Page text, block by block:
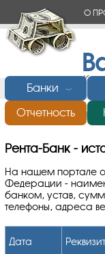
О
Банки ﹀
Отчетность
Главная/Банки
Рента-Банк -
На нашем портале
Федерации -
банком, устав,
телефоны, адреса
Дата